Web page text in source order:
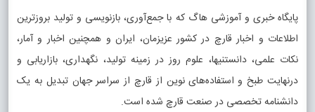
پایگاه خبری و آموزشی هاگ که با جمع‌آوری، بازنویسی و تولید بروزترین
اطلاعات و اخبار قارچ در کشور عزیزمان، ایران و همچنین اخبار و آمار،
نکات علمی، دانستنیها، علوم روز در زمینه تولید، نگهداری، بازاریابی و
درنهایت طبخ و استفاده‌های نوین از قارچ از سراسر جهان تبدیل به یک
دانشنامه تخصصی در صنعت قارچ شده است.